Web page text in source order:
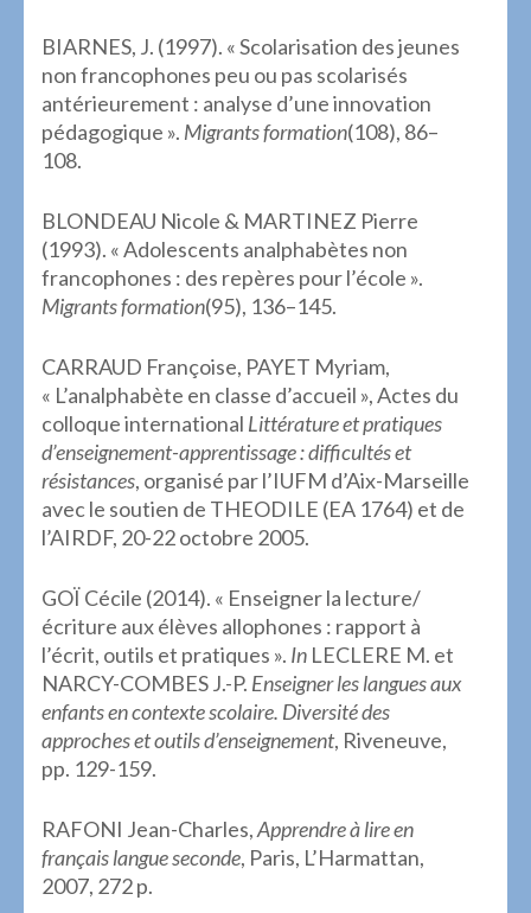
BIARNES, J. (1997). « Scolarisation des jeunes
non francophones peu ou pas scolarisés
antérieurement : analyse d’une innovation
pédagogique ». Migrants formation(108), 86–
108.
BLONDEAU Nicole & MARTINEZ Pierre
(1993). « Adolescents analphabètes non
francophones : des repères pour l’école ».
Migrants formation(95), 136–145.
CARRAUD Françoise, PAYET Myriam,
« L’analphabète en classe d’accueil », Actes du
colloque international Littérature et pratiques
d’enseignement-apprentissage : difficultés et
résistances, organisé par l’IUFM d’Aix-Marseille
avec le soutien de THEODILE (EA 1764) et de
l’AIRDF, 20-22 octobre 2005.
GOÏ Cécile (2014). « Enseigner la lecture/
écriture aux élèves allophones : rapport à
l’écrit, outils et pratiques ». In LECLERE M. et
NARCY-COMBES J.-P. Enseigner les langues aux
enfants en contexte scolaire. Diversité des
approches et outils d’enseignement, Riveneuve,
pp. 129-159.
RAFONI Jean-Charles,Apprendre à lire en
français langue seconde, Paris, L’Harmattan,
2007, 272 p.